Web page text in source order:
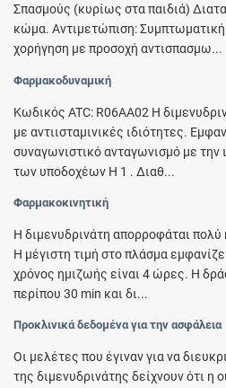
Σπασμούς (κυρίως στα παιδιά)
κώμα. Αντιμετώπιση:
χορήγηση με προσοχή αντισπασμω...
Φαρμακοδυναμική
Κωδικός ATC: R06AA02 Η
με αντιισταμινικές ιδιότητες.
συναγωνιστικό ανταγωνισμό με την
των υποδοχέων H 1 . Διαθ...
Φαρμακοκινητική
Η διμενυδρινάτη απορροφάται
Η μέγιστη τιμή στο πλάσμα
χρόνος ημιζωής είναι 4 ώρες. Η
περίπου 30 min και δι...
Προκλινικά δεδομένα για την ασφάλεια
Οι μελέτες που έγιναν για να
της διμενυδρινάτης δείχνουν ότι η